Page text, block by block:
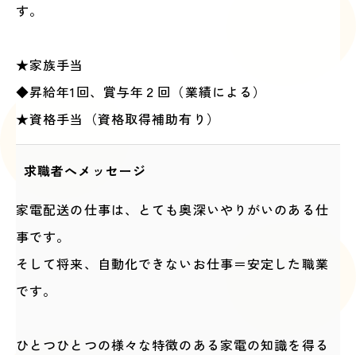
す。
★家族手当
◆昇給年1回、賞与年２回（業績による）
★資格手当（資格取得補助有り）
求職者へメッセージ
家電配送の仕事は、とても奥深いやりがいのある仕
事です。
そして将来、自動化できないお仕事＝安定した職業
です。
ひとつひとつの様々な特徴のある家電の知識を得る